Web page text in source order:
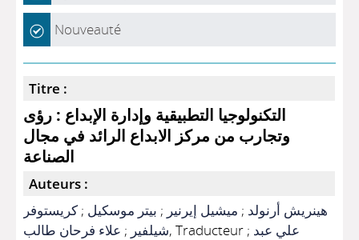
Nouveauté
Titre :
التكنولوجيا التطبيقية وإدارة الإبداع : رؤى
وتجارب من مركز الابداع الرائد في مجال
الصناعة
Auteurs :
هينريش أرنولد ; ميشيل إيرنير ; بيتر موسكيل ; كريستوفر
شيلفير ; علاء فرحان طالب , Traducteur ; علي عبد